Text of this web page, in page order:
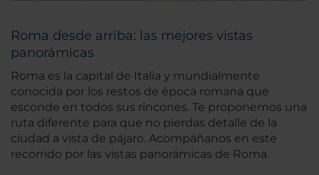
Roma desde arriba: las mejores vistas
panorámicas
Roma es la capital de Italia y mundialmente
conocida por los restos de época romana que
esconde en todos sus rincones. Te proponemos una
ruta diferente para que no pierdas detalle de la
ciudad a vista de pájaro. Acompáñanos en este
recorrido por las vistas panorámicas de Roma.